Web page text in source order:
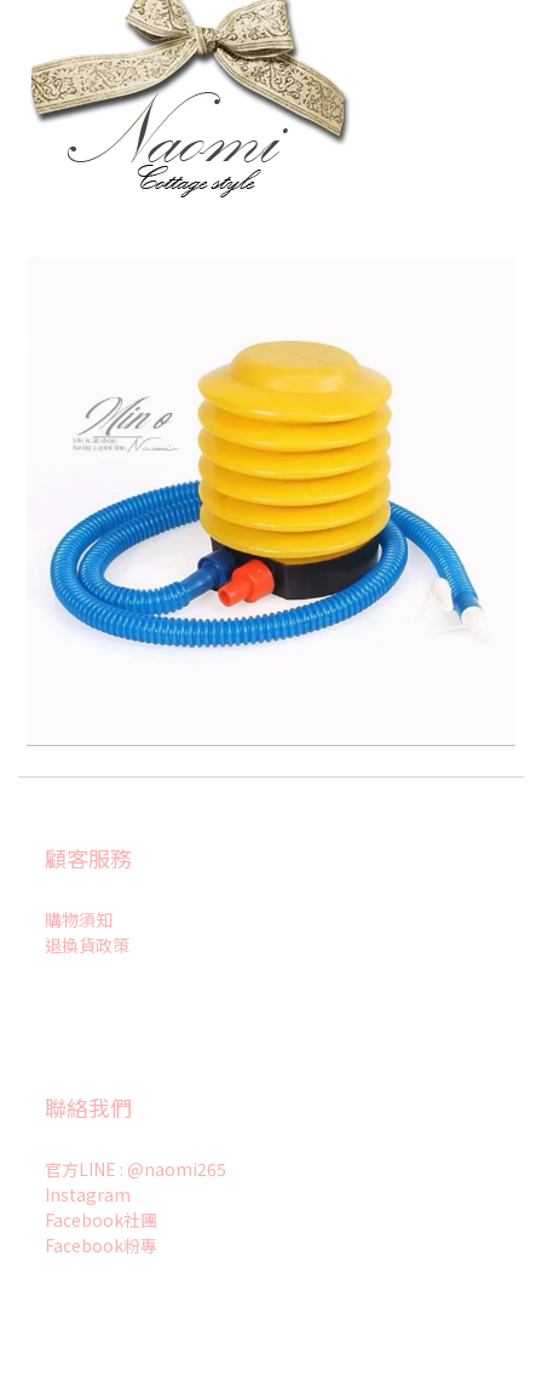
顧客服務
購物須知
退換貨政策
聯絡我們
官方LINE : @naomi265
Instagram
Facebook社團
Facebook粉專